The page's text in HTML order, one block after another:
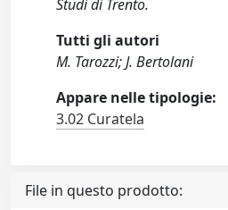
Studi di Trento.
Tutti gli autori
M. Tarozzi; J. Bertolani
Appare nelle tipologie:
3.02 Curatela
File in questo prodotto: